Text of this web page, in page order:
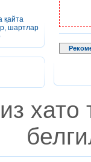
қайта
шартлар